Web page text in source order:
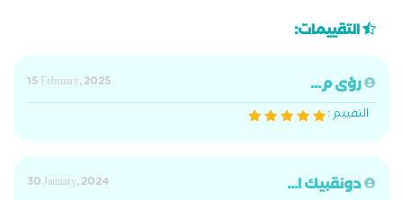
التقييمات:
رؤى م...
15 February, 2025
التقييم :
دونقبيك ا...
30 January, 2024